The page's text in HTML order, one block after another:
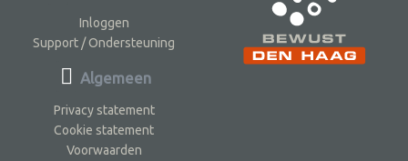
Inloggen
Support / Ondersteuning
Algemeen
Privacy statement
Cookie statement
Voorwaarden